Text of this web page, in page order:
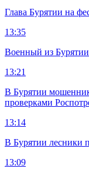
Глава Бурятии на
13:35
Военный из
13:21
В Бурятии
проверками
13:14
В Бурятии лесники
13:09